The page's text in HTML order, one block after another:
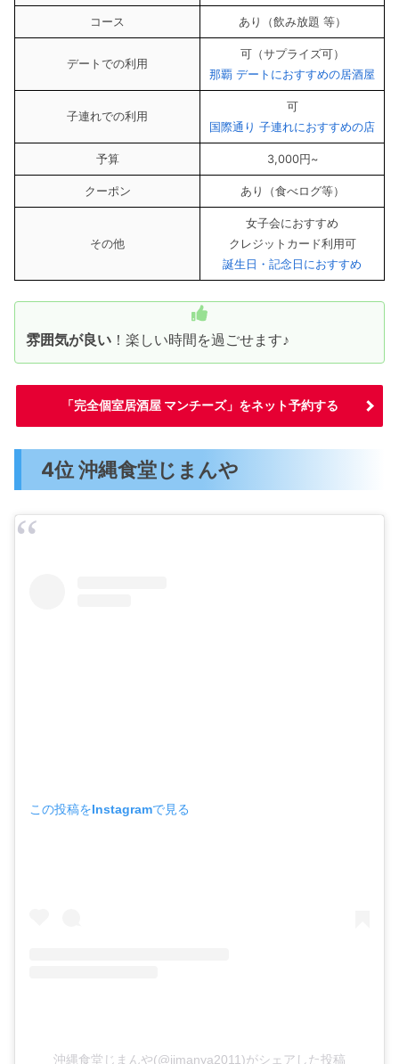
コース あり（飲み放題 等）
デートでの利用
可（サプライズ可）
那覇 デートにおすすめの居酒屋
子連れでの利用
可
国際通り 子連れにおすすめの店
予算 3,000円~
クーポン あり（食べログ等）
その他
女子会におすすめ
クレジットカード利用可
誕生日・記念日におすすめ
雰囲気が良い ！楽しい時間を過ごせます♪
「完全個室居酒屋 マンチーズ」をネット予約する
4位 沖縄食堂じまんや
この投稿をInstagramで見る
沖縄食堂じまんや(@jimanya2011)がシェアした投稿